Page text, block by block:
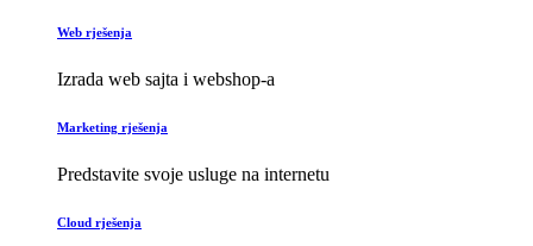
Web rješenja
Izrada web sajta i webshop-a
Marketing rješenja
Predstavite svoje usluge na internetu
Cloud rješenja